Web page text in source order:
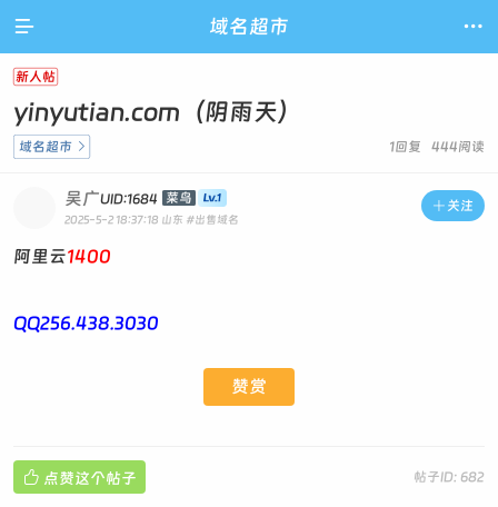
 域名超市 
新人帖
yinyutian.com（阴雨天）
1回复 444阅读
域名超市 
 关注
吴广UID:1684 菜鸟
2025-5-2 18:37:18 山东 #出售域名
阿里云1400
QQ256.438.3030
赞赏
帖子ID: 682
 点赞这个帖子